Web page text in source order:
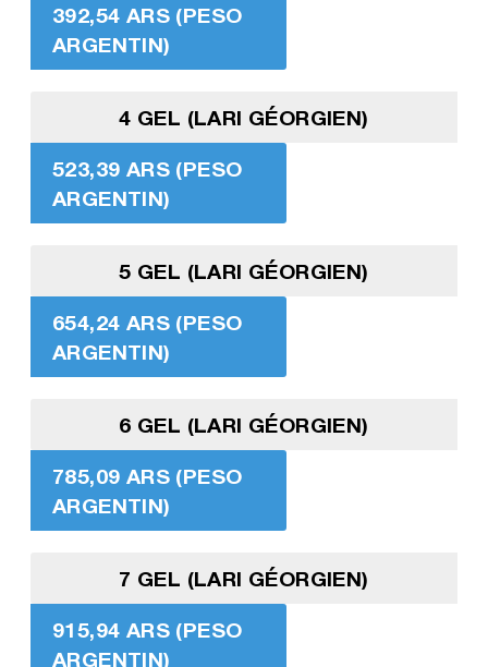
392,54 ARS (PESO
ARGENTIN)
4 GEL (LARI GÉORGIEN)
523,39 ARS (PESO
ARGENTIN)
5 GEL (LARI GÉORGIEN)
654,24 ARS (PESO
ARGENTIN)
6 GEL (LARI GÉORGIEN)
785,09 ARS (PESO
ARGENTIN)
7 GEL (LARI GÉORGIEN)
915,94 ARS (PESO
ARGENTIN)